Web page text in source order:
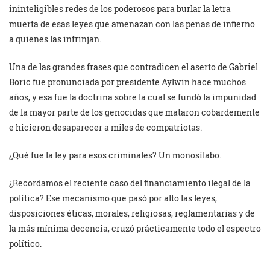
ininteligibles redes de los poderosos para burlar la letra
muerta de esas leyes que amenazan con las penas de infierno
a quienes las infrinjan.
Una de las grandes frases que contradicen el aserto de Gabriel
Boric fue pronunciada por presidente Aylwin hace muchos
años, y esa fue la doctrina sobre la cual se fundó la impunidad
de la mayor parte de los genocidas que mataron cobardemente
e hicieron desaparecer a miles de compatriotas.
¿Qué fue la ley para esos criminales? Un monosílabo.
¿Recordamos el reciente caso del financiamiento ilegal de la
política? Ese mecanismo que pasó por alto las leyes,
disposiciones éticas, morales, religiosas, reglamentarias y de
la más mínima decencia, cruzó prácticamente todo el espectro
político.